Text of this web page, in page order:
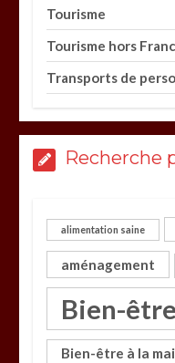
Tourisme
Tourisme hors
Transports de
Recherche
alimentation saine
aménagement
Bien-être
Bien-être à la